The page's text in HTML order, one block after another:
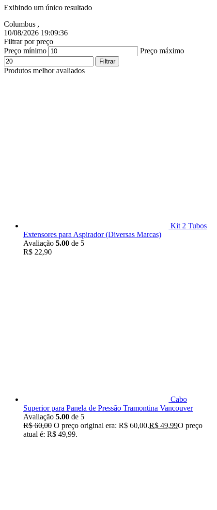
Exibindo um único resultado
Columbus ,
10/08/2026 19:09:37
Filtrar por preço
Preço mínimo
Preço máximo
Filtrar
Produtos melhor avaliados
Kit 2 Tubos
Extensores para Aspirador (Diversas Marcas)
Avaliação 5.00 de 5
R$ 22,90
Cabo
Superior para Panela de Pressão Tramontina Vancouver
Avaliação 5.00 de 5
R$60,00 O preço original era: R$ 60,00.R$ 49,99O preço
atual é: R$ 49,99.